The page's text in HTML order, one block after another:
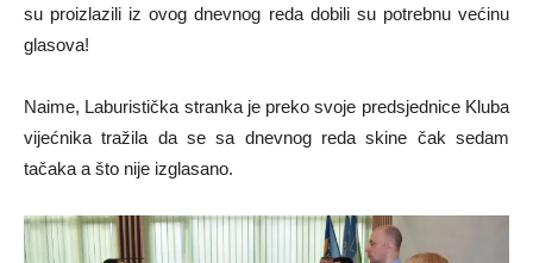
su proizlazili iz ovog dnevnog reda dobili su potrebnu većinu
glasova!
Naime, Laburistička stranka je preko svoje predsjednice Kluba
vijećnika tražila da se sa dnevnog reda skine čak sedam
tačaka a što nije izglasano.